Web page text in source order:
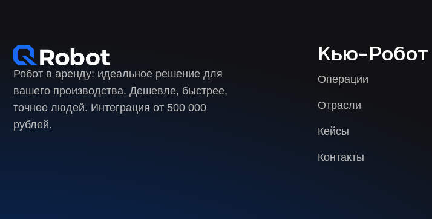
Робот в аренду: идеальное решение для
вашего производства. Дешевле, быстрее,
точнее людей. Интеграция от 500 000
рублей.
Кью-Робот
Операции
Отрасли
Кейсы
Контакты